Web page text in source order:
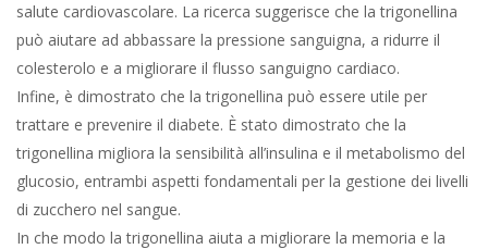
salute cardiovascolare. La ricerca suggerisce che la trigonellina
può aiutare ad abbassare la pressione sanguigna, a ridurre il
colesterolo e a migliorare il flusso sanguigno cardiaco.
Infine, è dimostrato che la trigonellina può essere utile per
trattare e prevenire il diabete. È stato dimostrato che la
trigonellina migliora la sensibilità all’insulina e il metabolismo del
glucosio, entrambi aspetti fondamentali per la gestione dei livelli
di zucchero nel sangue.
In che modo la trigonellina aiuta a migliorare la memoria e la